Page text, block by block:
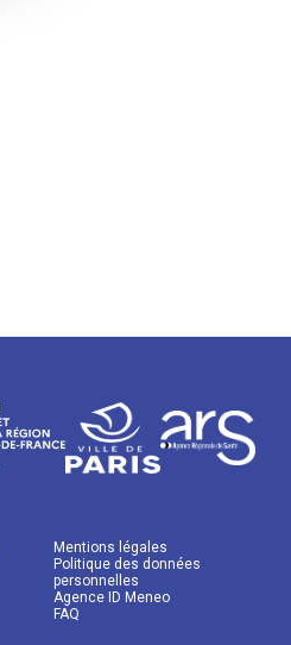
Mentions légales
Politique des données
personnelles
Agence ID Meneo
FAQ